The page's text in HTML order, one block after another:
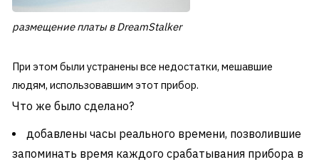
размещение платы в DreamStalker
При этом были устранены все недостатки, мешавшие
людям, использовавшим этот прибор.
Что же было сделано?
добавлены часы реального времени, позволившие
запоминать время каждого срабатывания прибора в